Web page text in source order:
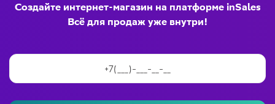
Создайте интернет-магазин на платформе inSales
Всё для продаж уже внутри!